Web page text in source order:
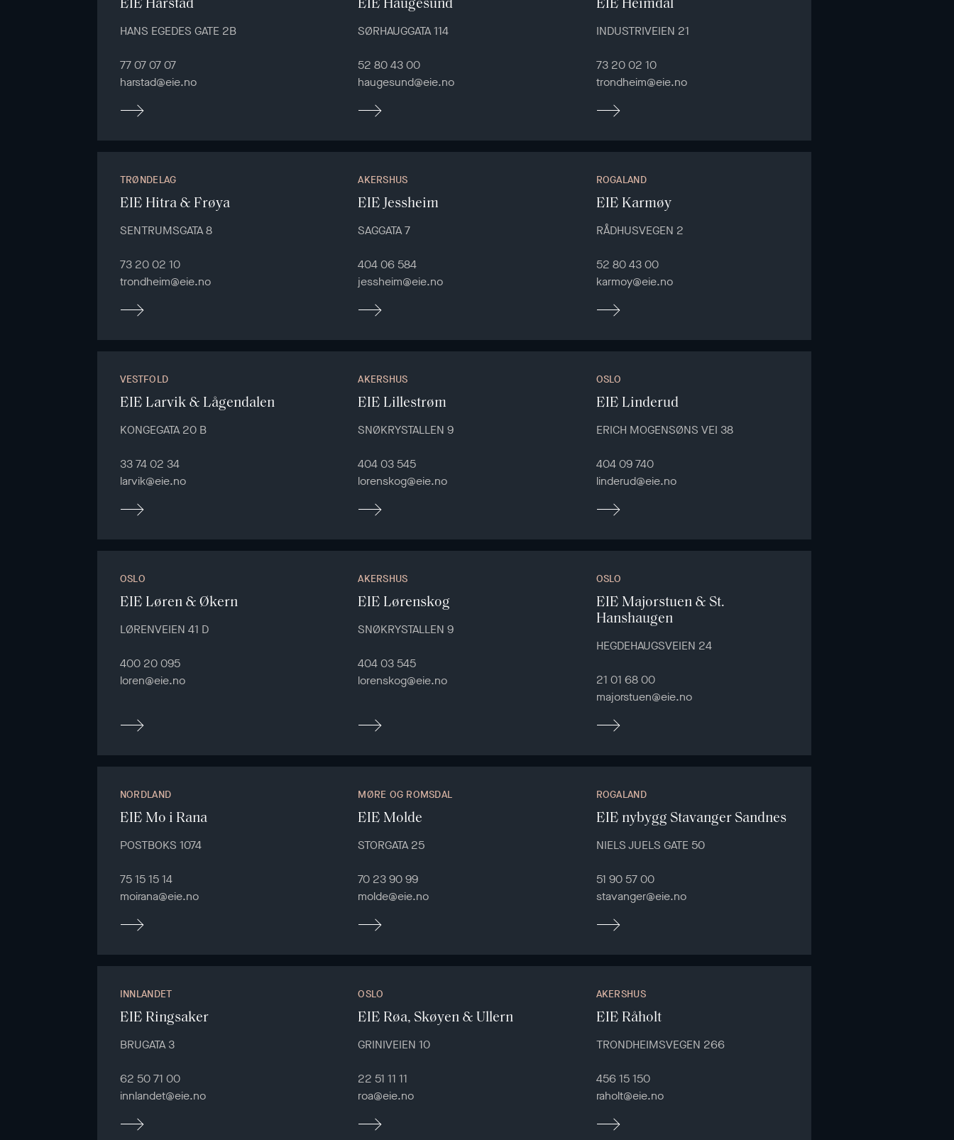
HANS EGEDES GATE 2B
77 07 07 07
harstad@eie.no
SØRHAUGGATA 114
52 80 43 00
haugesund@eie.no
INDUSTRIVEIEN 21
73 20 02 10
trondheim@eie.no
TRØNDELAG
EIE Hitra & Frøya
SENTRUMSGATA 8
73 20 02 10
trondheim@eie.no
AKERSHUS
EIE Jessheim
SAGGATA 7
404 06 584
jessheim@eie.no
ROGALAND
EIE Karmøy
RÅDHUSVEGEN 2
52 80 43 00
karmoy@eie.no
VESTFOLD
EIE Larvik & Lågendalen
KONGEGATA 20 B
33 74 02 34
larvik@eie.no
AKERSHUS
EIE Lillestrøm
SNØKRYSTALLEN 9
404 03 545
lorenskog@eie.no
OSLO
EIE Linderud
ERICH MOGENSØNS VEI 38
404 09 740
linderud@eie.no
OSLO
EIE Løren & Økern
LØRENVEIEN 41 D
400 20 095
loren@eie.no
AKERSHUS
EIE Lørenskog
SNØKRYSTALLEN 9
404 03 545
lorenskog@eie.no
OSLO
EIE Majorstuen & St.
Hanshaugen
HEGDEHAUGSVEIEN 24
21 01 68 00
majorstuen@eie.no
NORDLAND
EIE Mo i Rana
POSTBOKS 1074
75 15 15 14
moirana@eie.no
MØRE OG ROMSDAL
EIE Molde
STORGATA 25
70 23 90 99
molde@eie.no
ROGALAND
EIE nybygg Stavanger Sandnes
NIELS JUELS GATE 50
51 90 57 00
stavanger@eie.no
INNLANDET
EIE Ringsaker
BRUGATA 3
62 50 71 00
innlandet@eie.no
OSLO
EIE Røa, Skøyen & Ullern
GRINIVEIEN 10
22 51 11 11
roa@eie.no
AKERSHUS
EIE Råholt
TRONDHEIMSVEGEN 266
456 15 150
raholt@eie.no